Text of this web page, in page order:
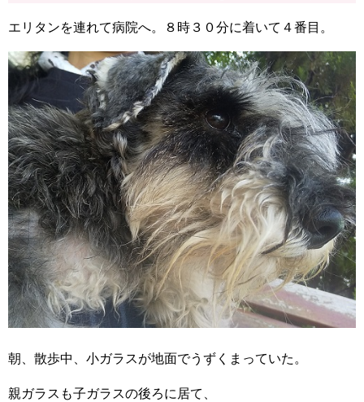
エリタンを連れて病院へ。８時３０分に着いて４番目。
朝、散歩中、小ガラスが地面でうずくまっていた。
親ガラスも子ガラスの後ろに居て、